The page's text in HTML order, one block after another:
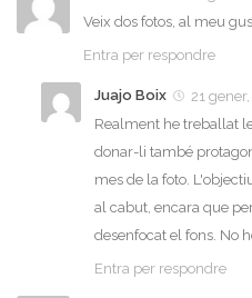
Veix dos fotos, al meu
Entra per respondre
Juajo Boix
21
Realment he treballat
donar-li també
mes de la foto.
al cabut, encara que
desenfocat el fons. No
Entra per respondre